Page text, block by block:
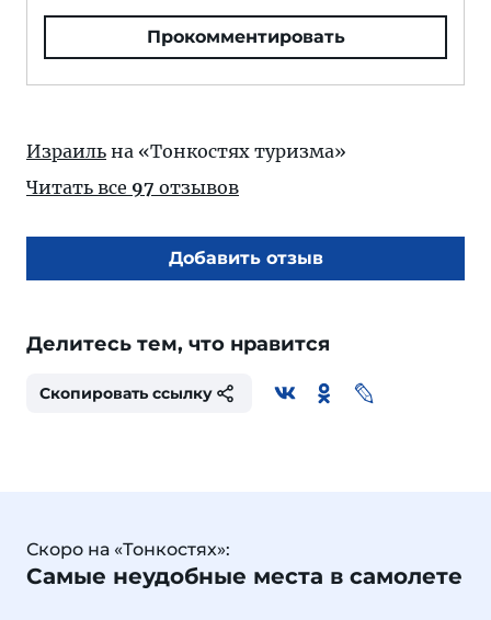
Прокомментировать
Израиль на «Тонкостях туризма»
Читать все 97 отзывов
Добавить отзыв
Делитесь тем, что нравится
Скопировать ссылку
Скоро на «Тонкостях»:
Самые неудобные места в самолете